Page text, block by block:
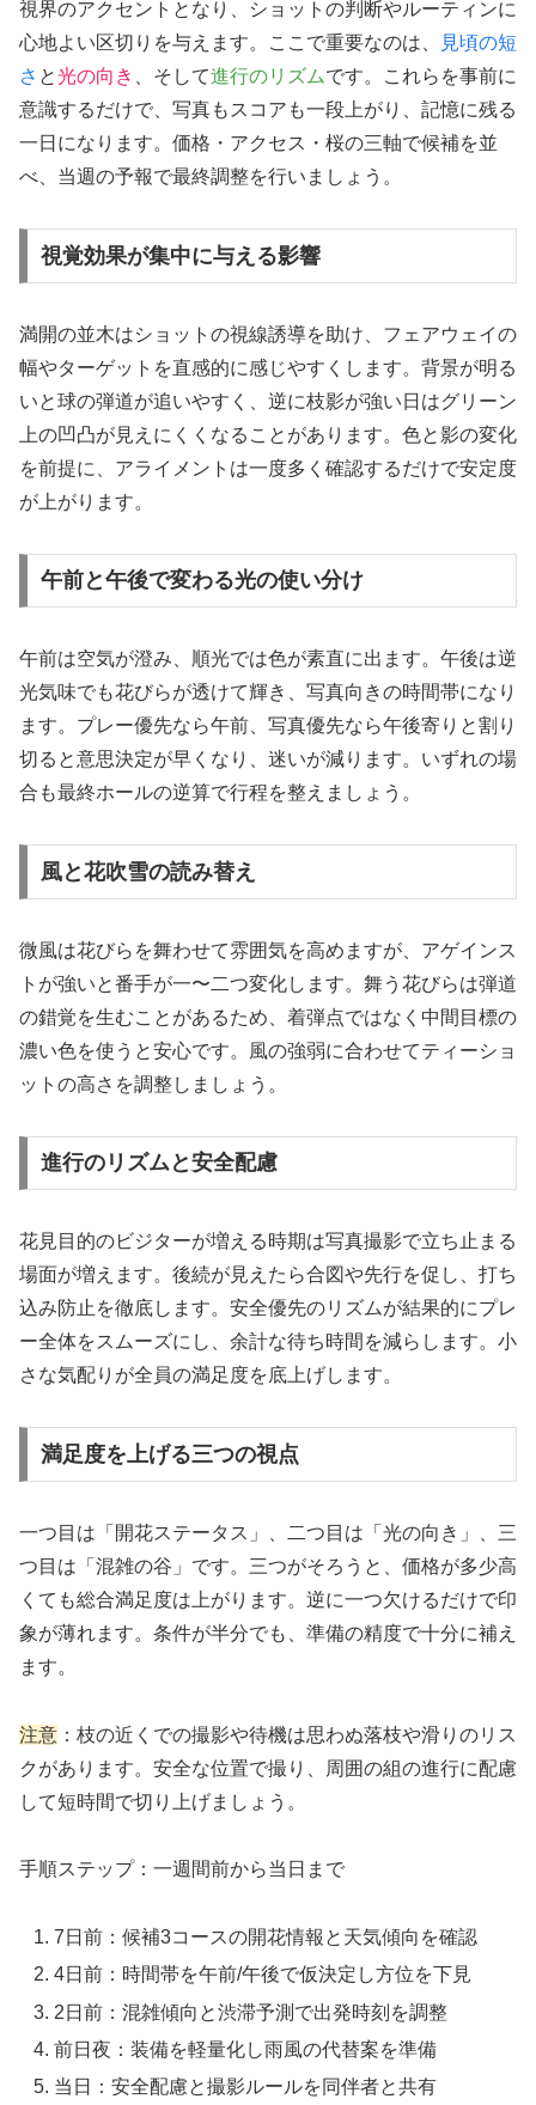
視界のアクセントとなり、ショットの判断やルーティンに
心地よい区切りを与えます。ここで重要なのは、
見頃の短
さ と光の向き 、そして進行のリズムです。これらを事前に
意識するだけで、写真もスコアも一段上がり、記憶に残る
一日になります。価格・アクセス・桜の三軸で候補を並
べ、当週の予報で最終調整を行いましょう。
視覚効果が集中に与える影響
満開の並木はショットの視線誘導を助け、フェアウェイの
幅やターゲットを直感的に感じやすくします。背景が明る
いと球の弾道が追いやすく、逆に枝影が強い日はグリーン
上の凹凸が見えにくくなることがあります。色と影の変化
を前提に、アライメントは一度多く確認するだけで安定度
が上がります。
午前と午後で変わる光の使い分け
午前は空気が澄み、順光では色が素直に出ます。午後は逆
光気味でも花びらが透けて輝き、写真向きの時間帯になり
ます。プレー優先なら午前、写真優先なら午後寄りと割り
切ると意思決定が早くなり、迷いが減ります。いずれの場
合も最終ホールの逆算で行程を整えましょう。
風と花吹雪の読み替え
微風は花びらを舞わせて雰囲気を高めますが、アゲインス
トが強いと番手が一〜二つ変化します。舞う花びらは弾道
の錯覚を生むことがあるため、着弾点ではなく中間目標の
濃い色を使うと安心です。風の強弱に合わせてティーショ
ットの高さを調整しましょう。
進行のリズムと安全配慮
花見目的のビジターが増える時期は写真撮影で立ち止まる
場面が増えます。後続が見えたら合図や先行を促し、打ち
込み防止を徹底します。安全優先のリズムが結果的にプレ
ー全体をスムーズにし、余計な待ち時間を減らします。小
さな気配りが全員の満足度を底上げします。
満足度を上げる三つの視点
一つ目は「開花ステータス」、二つ目は「光の向き」、三
つ目は「混雑の谷」です。三つがそろうと、価格が多少高
くても総合満足度は上がります。逆に一つ欠けるだけで印
象が薄れます。条件が半分でも、準備の精度で十分に補え
ます。
注意 ：枝の近くでの撮影や待機は思わぬ落枝や滑りのリス
クがあります。安全な位置で撮り、周囲の組の進行に配慮
して短時間で切り上げましょう。
手順ステップ：一週間前から当日まで
7日前：候補3コースの開花情報と天気傾向を確認
4日前：時間帯を午前/午後で仮決定し方位を下見
2日前：混雑傾向と渋滞予測で出発時刻を調整
前日夜：装備を軽量化し雨風の代替案を準備
当日：安全配慮と撮影ルールを同伴者と共有